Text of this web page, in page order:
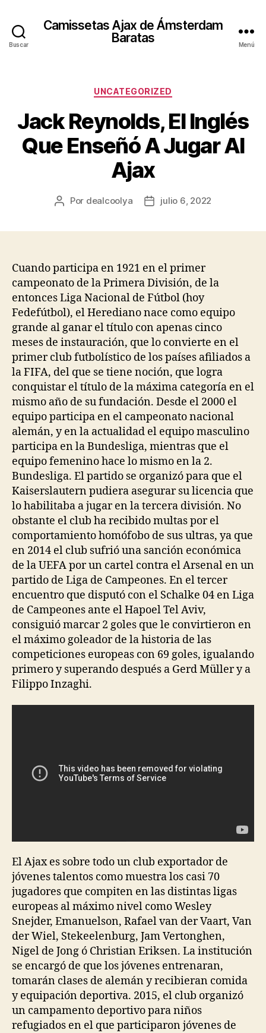
Buscar
Camissetas Ajax de Ámsterdam
Baratas
Menú
Categorías
UNCATEGORIZED
Jack Reynolds, El Inglés
Que Enseñó A Jugar Al
Ajax
Autor
Por dealcoolya
Fechajulio 6, 2022
Cuando participa en 1921 en el primer
campeonato de la Primera División, de la
entonces Liga Nacional de Fútbol (hoy
Fedefútbol), el Herediano nace como equipo
grande al ganar el título con apenas cinco
meses de instauración, que lo convierte en el
primer club futbolístico de los países afiliados a
la FIFA, del que se tiene noción, que logra
conquistar el título de la máxima categoría en el
mismo año de su fundación. Desde el 2000 el
equipo participa en el campeonato nacional
alemán, y en la actualidad el equipo masculino
participa en la Bundesliga, mientras que el
equipo femenino hace lo mismo en la 2.
Bundesliga. El partido se organizó para que el
Kaiserslautern pudiera asegurar su licencia que
lo habilitaba a jugar en la tercera división. No
obstante el club ha recibido multas por el
comportamiento homófobo de sus ultras, ya que
en 2014 el club sufrió una sanción económica
de la UEFA por un cartel contra el Arsenal en un
partido de Liga de Campeones. En el tercer
encuentro que disputó con el Schalke 04 en Liga
de Campeones ante el Hapoel Tel Aviv,
consiguió marcar 2 goles que le convirtieron en
el máximo goleador de la historia de las
competiciones europeas con 69 goles, igualando
primero y superando después a Gerd Müller y a
Filippo Inzaghi.
El Ajax es sobre todo un club exportador de
jóvenes talentos como muestra los casi 70
jugadores que compiten en las distintas ligas
europeas al máximo nivel como Wesley
Snejder, Emanuelson, Rafael van der Vaart, Van
der Wiel, Stekeelenburg, Jam Vertonghen,
Nigel de Jong ó Christian Eriksen. La institución
se encargó de que los jóvenes entrenaran,
tomarán clases de alemán y recibieran comida
y equipación deportiva. 2015, el club organizó
un campamento deportivo para niños
refugiados en el que participaron jóvenes de